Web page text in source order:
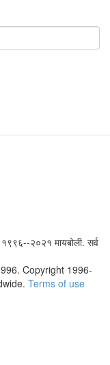
२०२१ मायबोली. सर्व
Copyright 1996-
Terms of use